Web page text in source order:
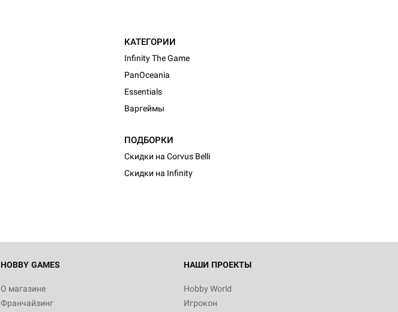
КАТЕГОРИИ
Infinity The Game
PanOceania
Essentials
Варгеймы
ПОДБОРКИ
Скидки на Corvus Belli
Скидки на Infinity
HOBBY GAMES
О магазине
Франчайзинг
НАШИ ПРОЕКТЫ
Hobby World
Игрокон
Настольная игра Hobby World Монстры
Белая смерть
12 990